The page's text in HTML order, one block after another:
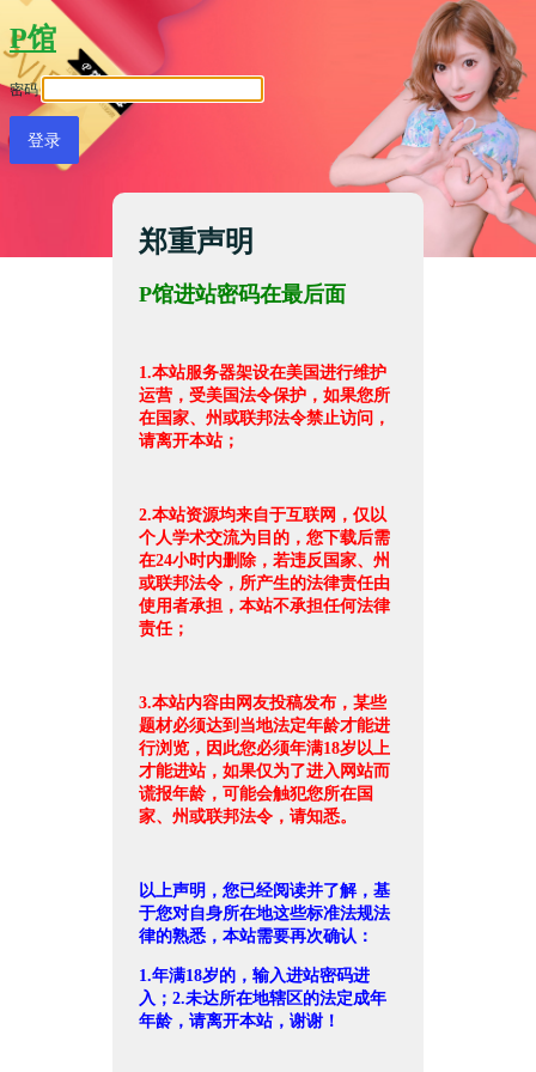
P馆
密码
郑重声明
P馆进站密码在最后面
1.本站服务器架设在美国进行维护
运营，受美国法令保护，如果您所
在国家、州或联邦法令禁止访问，
请离开本站；
2.本站资源均来自于互联网，仅以
个人学术交流为目的，您下载后需
在24小时内删除，若违反国家、州
或联邦法令，所产生的法律责任由
使用者承担，本站不承担任何法律
责任；
3.本站内容由网友投稿发布，某些
题材必须达到当地法定年龄才能进
行浏览，因此您必须年满18岁以上
才能进站，如果仅为了进入网站而
谎报年龄，可能会触犯您所在国
家、州或联邦法令，请知悉。
以上声明，您已经阅读并了解，基
于您对自身所在地这些标准法规法
律的熟悉，本站需要再次确认：
1.年满18岁的，输入进站密码进
入；2.未达所在地辖区的法定成年
年龄，请离开本站，谢谢！